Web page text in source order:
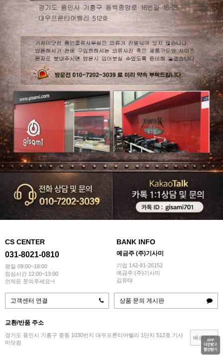
CS CENTER
031-8021-0810
평일 09:00~18:00
점심시간 12:00~13:00
언제든 문의주세요~!
BANK INFO
예금주 (주)기사미
기업 142-81-26152
예금주:(주)기사미
김유태
고객센터 연결 상품 문의 게시판
교환/반품 주소
경기도 용인시 기흥구 중동 1030번지 대우프론티어밸리 1단지 512호 기사
미닷컴
배송조회